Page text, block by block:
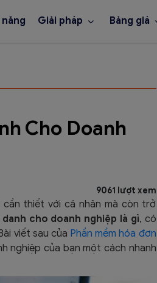
Giải pháp Bảng giá
Cho Doanh
9061 lượt xem
thiết với cá nhân mà còn trở
danh cho doanh nghiệp là gì, có
viết sau của Phần mềm hóa đơn
nghiệp của bạn một cách nhanh